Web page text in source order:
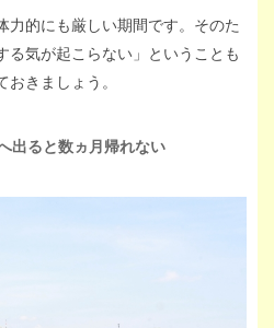
力的にも厳しい期間です。そのた
る気が起こらない」ということも
きましょう。
出ると数ヵ月帰れない